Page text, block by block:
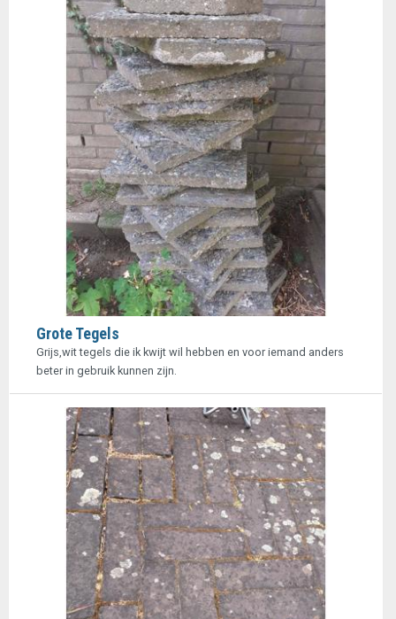
Grote Tegels
Grijs,wit tegels die ik kwijt wil hebben en voor iemand anders
beter in gebruik kunnen zijn.